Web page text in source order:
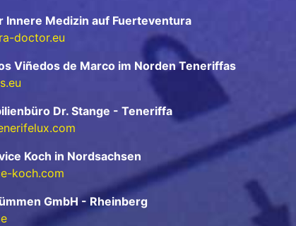
Innere Medizin auf Fuerteventura
doctor.eu
Viñedos de Marco im Norden Teneriffas
Dr. Stange - Teneriffa
Koch in Nordsachsen
koch.com
GmbH - Rheinberg